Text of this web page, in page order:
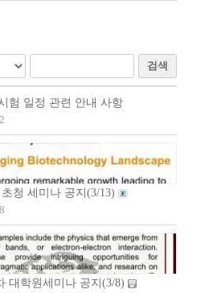
검색
험 일정 관련 안내 사항
청 세미나 공지(3/13)
대학원세미나 공지(3/8)